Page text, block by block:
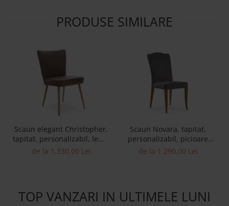
PRODUSE SIMILARE
Scaun elegant Christopher,
tapitat, personalizabil, lemn
masiv stejar, stil
de la 1.330,00 Lei
Scaun Novara, tapitat,
personalizabil, picioare
lemn masiv, stil clasic,
de la 1.290,00 Lei
TOP VANZARI IN ULTIMELE LUNI